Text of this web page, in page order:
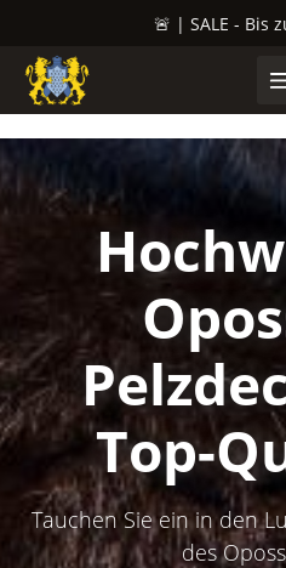
🚨 | SALE - Bis
Top-
Tauchen Sie ein in den
des